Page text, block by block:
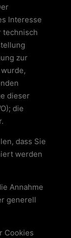
Interesse
technisch
zur
dieser
die
dass Sie
werden
Annahme
generell
Cookies